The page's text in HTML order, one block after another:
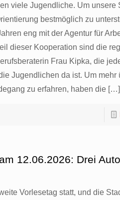
viele Jugendliche. Um unsere
bestmöglich zu
eng mit der Agentur für
dieser Kooperation sind die
Frau Kipka, die
Jugendlichen da ist. Um mehr
zu erfahren, haben die […]
12.06.2026: Drei
Vorlesetag statt, und die